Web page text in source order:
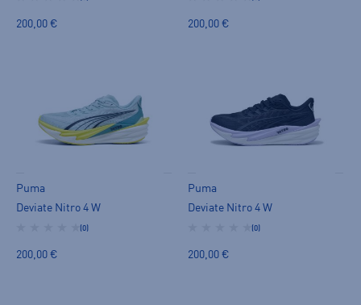
200,00 € 200,00 €
Puma
Deviate Nitro 4 W
(0)
200,00 €
Puma
Deviate Nitro 4 W
(0)
200,00 €